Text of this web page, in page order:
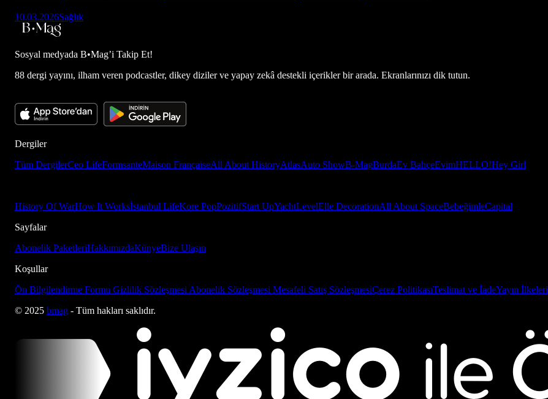
10.03.2026Sağlık
Sosyal medyada B•Mag’i Takip Et!
88 dergi yayını, ilham veren podcastler, dikey diziler ve yapay zekâ destekli içerikler bir arada. Ekranlarınızı dik tutun.
Dergiler
Tüm DergilerCeo LifeFormsanteMaison FrançaiseAll About HistoryAtlasAuto ShowB-MagBurdaEv BahçeEvimHELLO!Hey Girl
History Of WarHow It Worksİstanbul LifeKore PopPozitifStart UpYachtLevelElle DecorationAll About SpaceBebeğimleCapital
Sayfalar
Abonelik PaketleriHakkımızdaKünyeBize Ulaşın
Koşullar
Ön Bilgilendirme Formu Gizlilik Sözleşmesi Abonelik Sözleşmesi Mesafeli Satış SözleşmesiÇerez PolitikasıTeslimat ve İadeYayın İlkeleri
© 2025 bmag - Tüm hakları saklıdır.